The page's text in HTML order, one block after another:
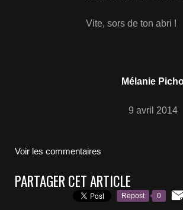
Vite, sors de ton abri !
Mélanie
9 avril 2014
Voir les commentaires
PARTAGER CET ARTICLE
Repost 0